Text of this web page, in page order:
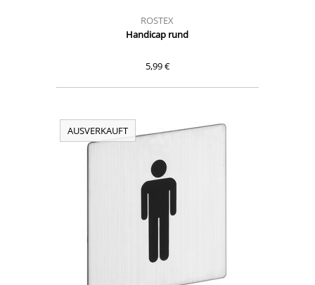
ROSTEX
Handicap rund
5,99 €
AUSVERKAUFT